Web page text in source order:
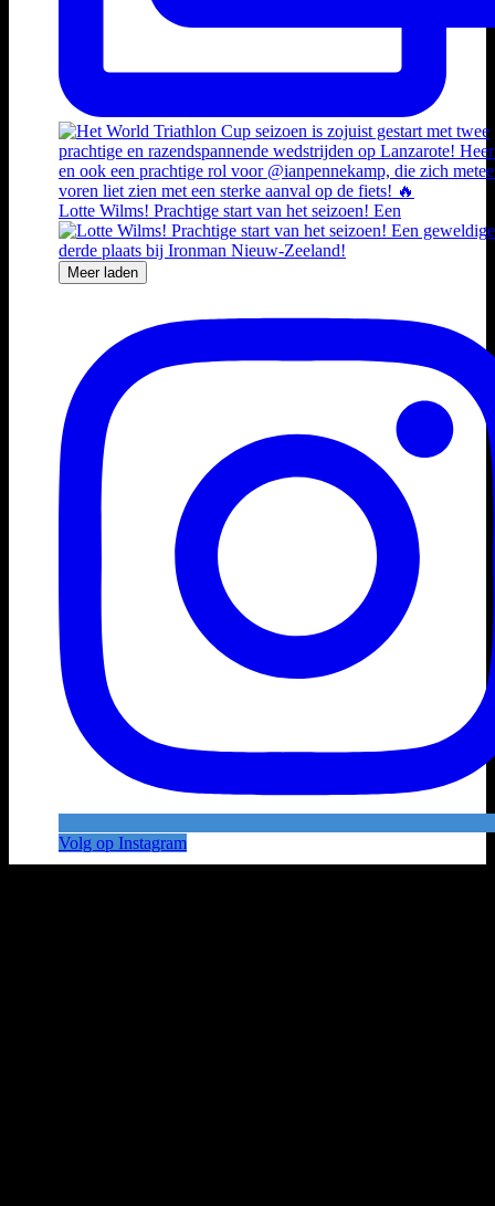
Lotte Wilms! Prachtige start van het seizoen! Een
Meer laden
Volg op Instagram